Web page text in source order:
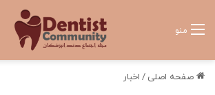
منو
صفحه اصلی / اخبار